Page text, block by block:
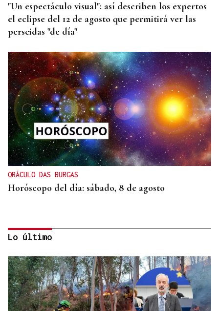
"Un espectáculo visual": así describen los expertos
el eclipse del 12 de agosto que permitirá ver las
perseidas "de día"
ORÁCULO DAS BURGAS
Horóscopo del día: sábado, 8 de agosto
Lo último